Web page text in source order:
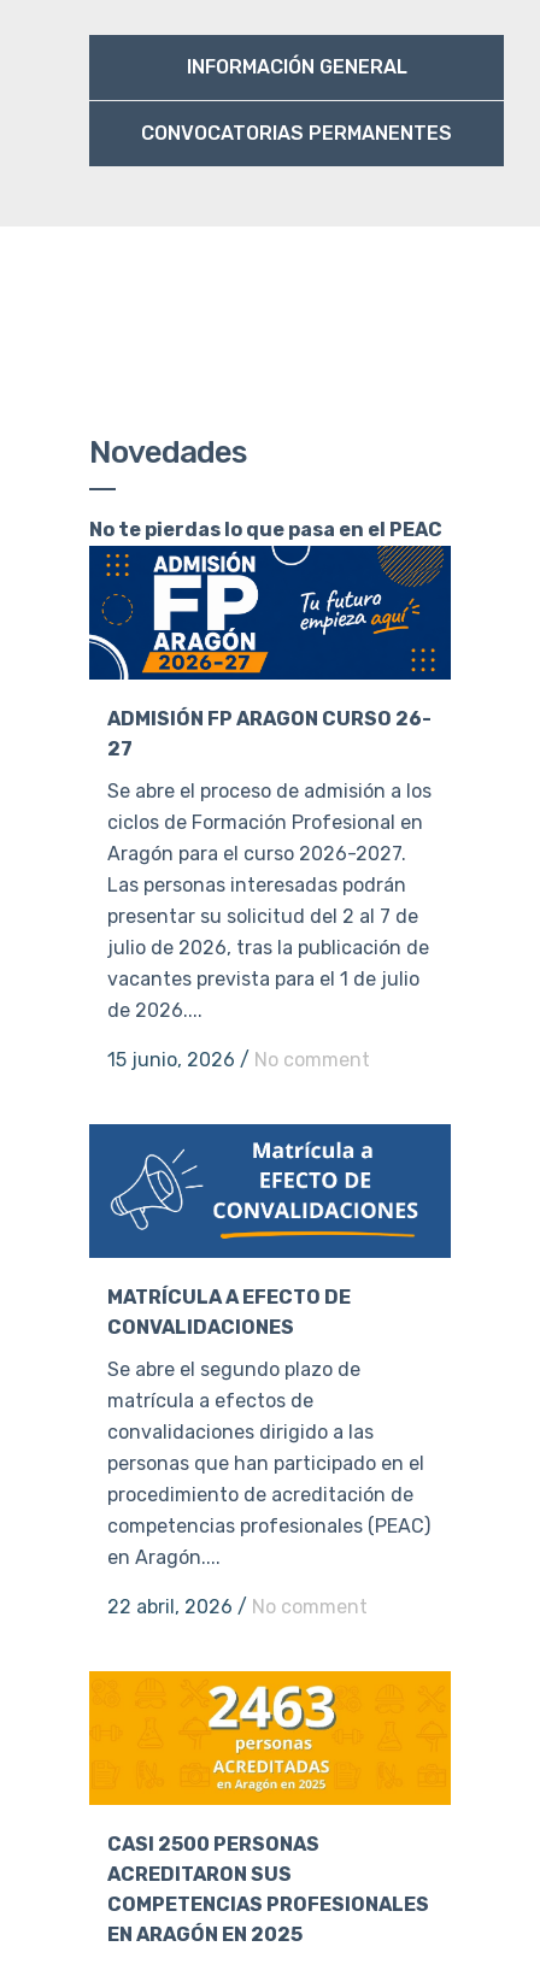
INFORMACIÓN GENERAL
CONVOCATORIAS PERMANENTES
Novedades
No te pierdas lo que pasa en el PEAC
ADMISIÓN FP ARAGON CURSO 26-
27
Se abre el proceso de admisión a los
ciclos de Formación Profesional en
Aragón para el curso 2026-2027.
Las personas interesadas podrán
presentar su solicitud del 2 al 7 de
julio de 2026, tras la publicación de
vacantes prevista para el 1 de julio
de 2026....
15 junio, 2026 / No comment
MATRÍCULA A EFECTO DE
CONVALIDACIONES
Se abre el segundo plazo de
matrícula a efectos de
convalidaciones dirigido a las
personas que han participado en el
procedimiento de acreditación de
competencias profesionales (PEAC)
en Aragón....
22 abril, 2026 / No comment
CASI 2500 PERSONAS
ACREDITARON SUS
COMPETENCIAS PROFESIONALES
EN ARAGÓN EN 2025